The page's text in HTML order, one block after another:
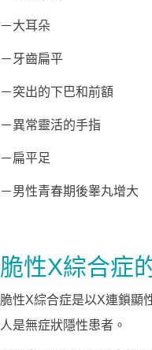
－大耳朵
－牙齒扁平
－突出的下巴和前額
－異常靈活的手指
－扁平足
－男性青春期後睾丸增大
脆性X綜合症
脆性X綜合症是以X連鎖顯
人是無症狀隱性患者。